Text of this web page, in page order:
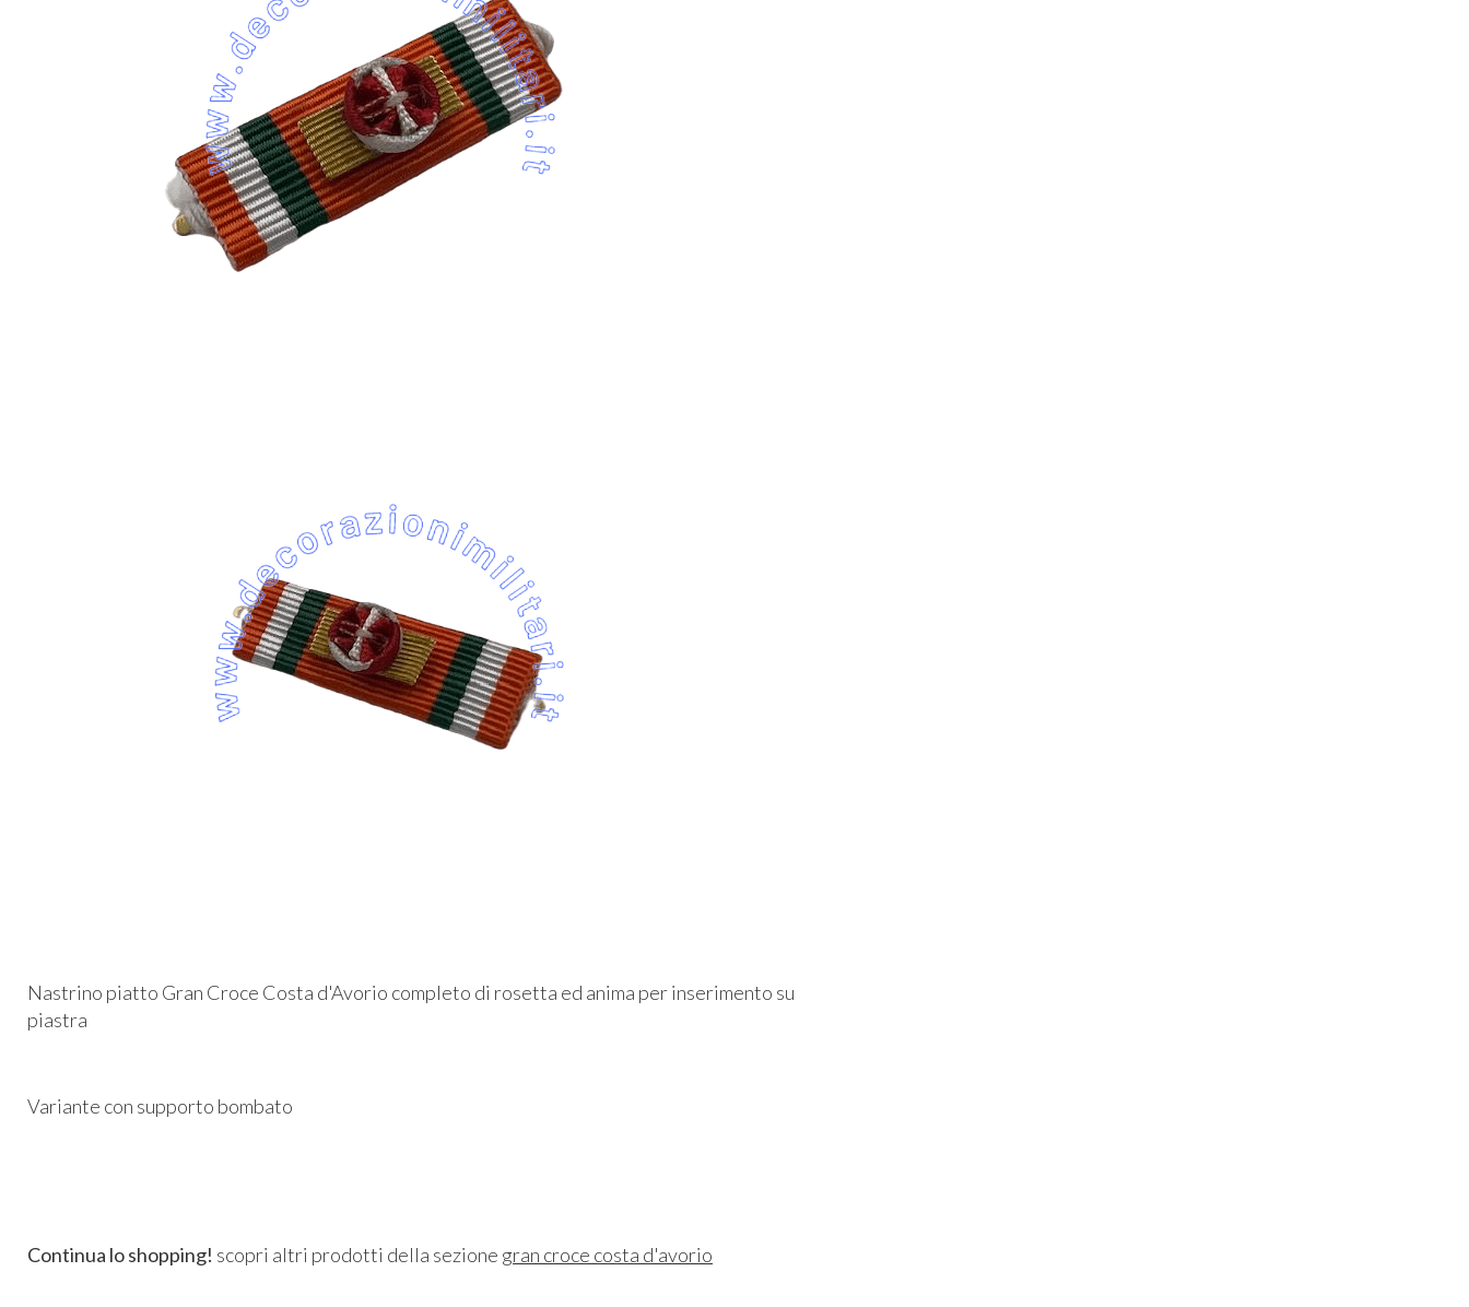
Nastrino piatto Gran Croce Costa d'Avorio completo di rosetta ed anima per inserimento su
piastra
Variante con supporto bombato
Continua lo shopping! scopri altri prodotti della sezione gran croce costa d'avorio